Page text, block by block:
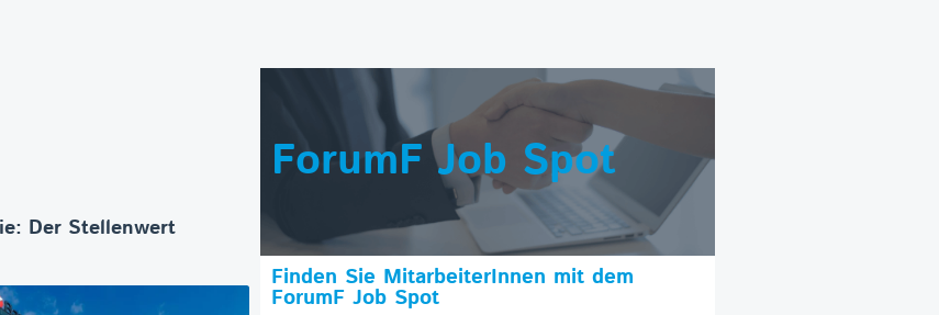
Der Stellenwert
ForumF Job Spot
Finden Sie MitarbeiterInnen mit dem
ForumF Job Spot